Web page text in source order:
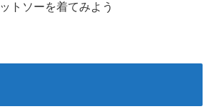
ットソーを着てみよう